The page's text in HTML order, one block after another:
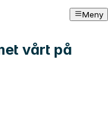
Meny
vårt på